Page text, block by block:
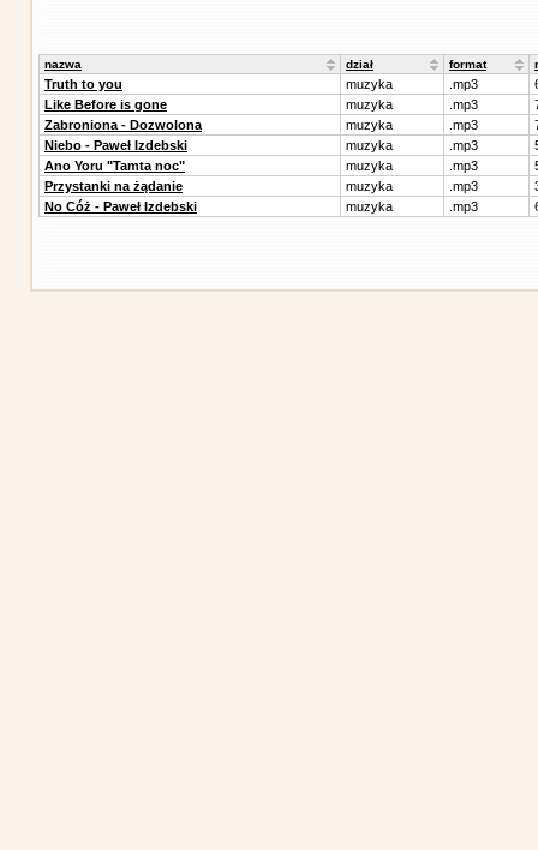
nazwa dział format
Truth to you muzyka .mp3
Like Before is gone
muzyka .mp3
Zabroniona - Dozwolona
muzyka .mp3
Niebo - Paweł Izdebski
muzyka .mp3
Ano Yoru "Tamta noc"
muzyka .mp3
Przystanki na żądanie
muzyka .mp3
No Cóż - Paweł Izdebski
muzyka .mp3